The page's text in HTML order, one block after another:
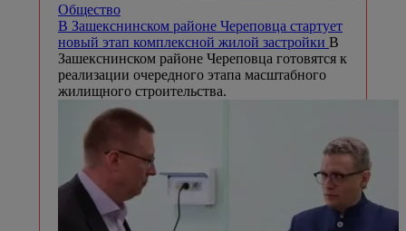
Общество
В Зашекснинском районе Череповца стартует
новый этап комплексной жилой застройки В
Зашекснинском районе Череповца готовятся к
реализации очередного этапа масштабного
жилищного строительства.